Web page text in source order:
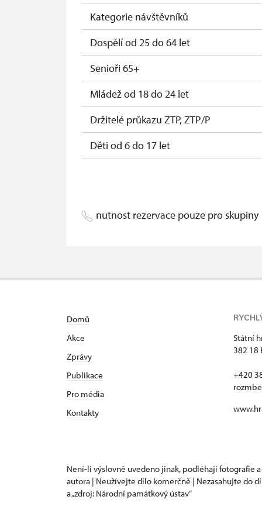
Průkaz zaměstnance NPÚ (+ až 3
Průkaz Náš člověk *
* Platí pouze pro jednu osobu (držitele
Kategorie návštěvníků
Dospělí od 25 do 64 let
Senioři 65+
Mládež od 18 do 24 let
Držitelé průkazu ZTP, ZTP/P
Děti od 6 do 17 let
Pedagogický dozor (pro školní skupiny
Jednorázové vstupenky vydané NPÚ
Průkaz zaměstnance NPÚ (+ až 3
Průkaz Náš člověk *
nutnost rezervace pouze pro skupiny
Domů
Akce
Zprávy
Publikace
Pro média
Kontakty
Státní
382 18
+420
Není-li výslovně uvedeno jinak, podléhají fotografie
autora | Neužívejte dílo komerčně | Nezasahujte do
a „zdroj: Národní památkový ústav“